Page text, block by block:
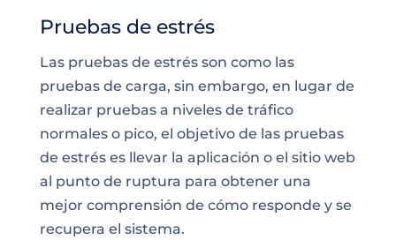
Pruebas de estrés
Las pruebas de estrés son como las
pruebas de carga, sin embargo, en lugar de
realizar pruebas a niveles de tráfico
normales o pico, el objetivo de las pruebas
de estréses llevar la aplicación o el sitio web
al punto de ruptura para obtener una
mejor comprensión de cómo responde y se
recupera el sistema.